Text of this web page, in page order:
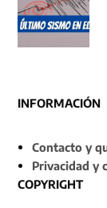
INFORMACIÓN
Contacto y
Privacidad y
COPYRIGHT